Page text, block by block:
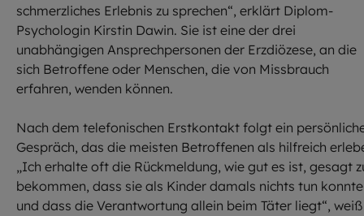
schmerzliches Erlebnis zu sprechen“, erklärt Diplom-
Psychologin Kirstin Dawin. Sie ist eine der drei
unabhängigen Ansprechpersonen der Erzdiözese, an die
sich Betroffene oder Menschen, die von Missbrauch
erfahren, wenden können.
Nach dem telefonischen Erstkontakt folgt ein
Gespräch, das die meisten Betroffenen als hilfreich
„Ich erhalte oft die Rückmeldung, wie gut es ist, gesagt
bekommen, dass sie als Kinder damals nichts tun
und dass die Verantwortung allein beim Täter liegt“, weiß